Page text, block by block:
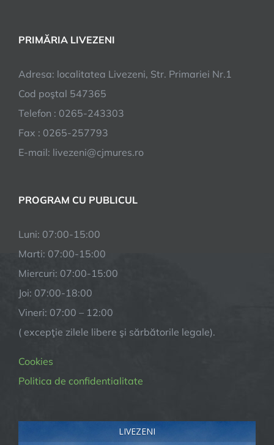
PRIMĂRIA LIVEZENI
Adresa: localitatea Livezeni, Str. Primariei Nr.1
Cod poştal 547365
Telefon : 0265-243303
Fax : 0265-257793
E-mail: livezeni@cjmures.ro
PROGRAM CU PUBLICUL
Luni: 07:00-15:00
Marti: 07:00-15:00
Miercuri: 07:00-15:00
Joi: 07:00-18:00
Vineri: 07:00 – 12:00
( excepţie zilele libere şi sărbătorile legale).
Cookies
Politica de confidentialitate
LIVEZENI